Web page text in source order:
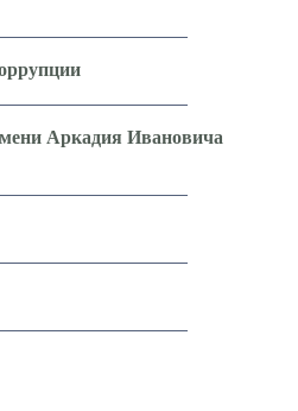
Аркадия Ивановича